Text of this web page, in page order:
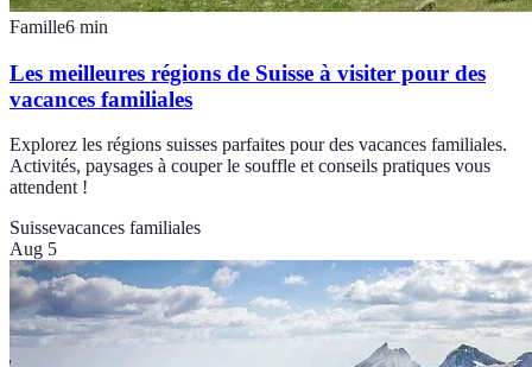
Famille6 min
Les meilleures régions de Suisse à visiter pour des
vacances familiales
Explorez les régions suisses parfaites pour des vacances familiales.
Activités, paysages à couper le souffle et conseils pratiques vous
attendent !
Suissevacances familiales
Aug 5